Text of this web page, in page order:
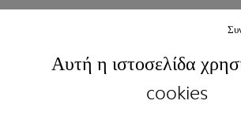
Αυτή η ιστοσελίδα
cookies